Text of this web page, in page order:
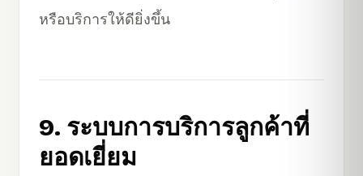
หรือบริการให้ดียิ่งขึ้น
9. ระบบการบริการลูกค้าที่
ยอดเยี่ยม